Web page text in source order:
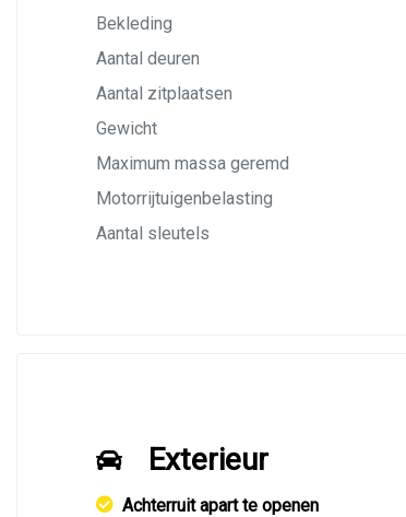
Bekleding
Aantal deuren
Aantal zitplaatsen
Gewicht
Maximum massa geremd
Motorrijtuigenbelasting
Aantal sleutels
Exterieur
Achterruit apart te openen